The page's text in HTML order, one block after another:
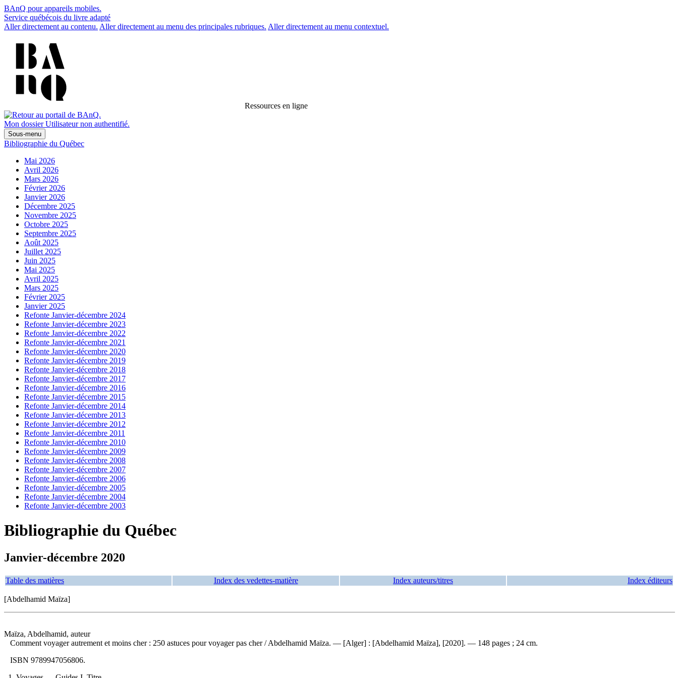
BAnQ pour appareils mobiles.
Service québécois du livre adapté
Aller directement au contenu. Aller directement au menu des principales rubriques. Aller directement au menu contextuel.
Ressources en ligne
Mon dossier Utilisateur non authentifié.
Sous-menu
Bibliographie du Québec
Mai 2026
Avril 2026
Mars 2026
Février 2026
Janvier 2026
Décembre 2025
Novembre 2025
Octobre 2025
Septembre 2025
Août 2025
Juillet 2025
Juin 2025
Mai 2025
Avril 2025
Mars 2025
Février 2025
Janvier 2025
Refonte Janvier-décembre 2024
Refonte Janvier-décembre 2023
Refonte Janvier-décembre 2022
Refonte Janvier-décembre 2021
Refonte Janvier-décembre 2020
Refonte Janvier-décembre 2019
Refonte Janvier-décembre 2018
Refonte Janvier-décembre 2017
Refonte Janvier-décembre 2016
Refonte Janvier-décembre 2015
Refonte Janvier-décembre 2014
Refonte Janvier-décembre 2013
Refonte Janvier-décembre 2012
Refonte Janvier-décembre 2011
Refonte Janvier-décembre 2010
Refonte Janvier-décembre 2009
Refonte Janvier-décembre 2008
Refonte Janvier-décembre 2007
Refonte Janvier-décembre 2006
Refonte Janvier-décembre 2005
Refonte Janvier-décembre 2004
Refonte Janvier-décembre 2003
Bibliographie du Québec
Janvier-décembre 2020
Table des matières Index des vedettes-matière Index auteurs/titres Index éditeurs
[Abdelhamid Maïza]
Maïza, Abdelhamid, auteur
Comment voyager autrement et moins cher : 250 astuces pour voyager pas cher/ Abdelhamid Maïza. — [Alger] : [Abdelhamid Maïza], [2020]. — 148 pages ; 24 cm.
ISBN 9789947056806.